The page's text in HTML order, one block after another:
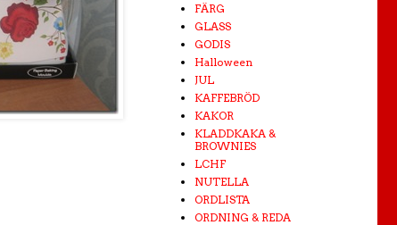
FÄRG
GLASS
GODIS
Halloween
JUL
KAFFEBRÖD
KAKOR
KLADDKAKA &
BROWNIES
LCHF
NUTELLA
ORDLISTA
ORDNING & REDA